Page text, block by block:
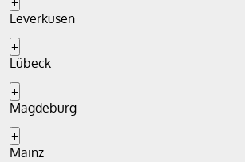
Leverkusen
+
Lübeck
+
Magdeburg
+
Mainz